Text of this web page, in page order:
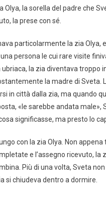
Olya, la sorella del padre che
la prese con sé.
particolarmente la zia Olya,
persona le cui rare visite
ubriaca, la zia diventava troppo
la madre di Sveta.
in città dalla zia, ma quando
«le sarebbe andata male»,
significasse, ma presto lo
con la zia Olya. Non appena
e l’assegno ricevuto, la
Più di una volta, Sveta
si chiudeva dentro a dormire.